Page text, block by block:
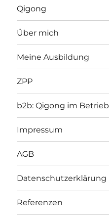
Qigong
Über mich
Meine Ausbildung
ZPP
b2b: Qigong im Betrieb
Impressum
AGB
Datenschutzerklärung
Referenzen